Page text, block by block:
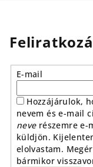
E-mail
Hozzájárulok,
nevem és e-mail
neverészemre e-
küldjön.
elolvastam.
bármikor